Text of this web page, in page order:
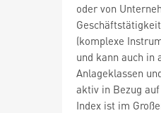
oder von
(komplexe
und kann auch in
Anlageklassen
aktiv in Bezug
Index ist im